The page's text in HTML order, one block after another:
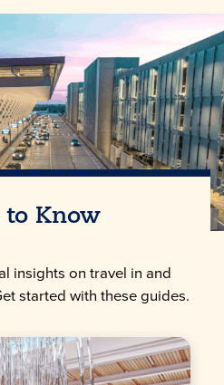
to Know
insights on travel in and
started with these guides.